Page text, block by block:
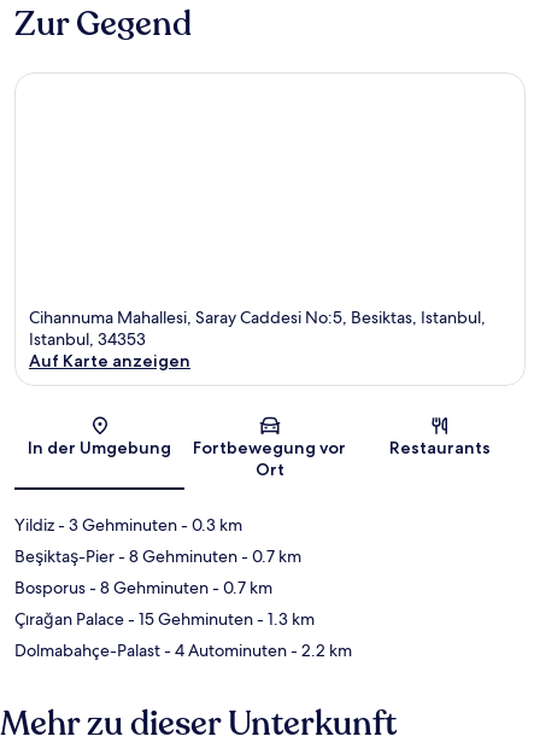
Zur Gegend
Cihannuma Mahallesi, Saray Caddesi No:5, Besiktas, Istanbul,
Istanbul, 34353
Auf Karte anzeigen
In der Umgebung
Fortbewegung vor
Ort
Restaurants
Yildiz- 3 Gehminuten- 0.3 km
Beşiktaş-Pier- 8 Gehminuten- 0.7 km
Bosporus- 8 Gehminuten- 0.7 km
Çırağan Palace- 15 Gehminuten- 1.3 km
Dolmabahçe-Palast- 4 Autominuten- 2.2 km
Mehr zu dieser Unterkunft